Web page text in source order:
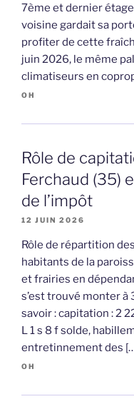
7ème et dernier
voisine gardait sa
profiter de cette
juin 2026, le même
climatiseurs en
OH
Rôle de
Ferchaud (35)
de l’impôt
12 JUIN 2026
Rôle de répartition
habitants de la
et frairies en
s’est trouvé monter à
savoir : capitation : 2
L 1 s 8 f solde,
entretinnement des
OH